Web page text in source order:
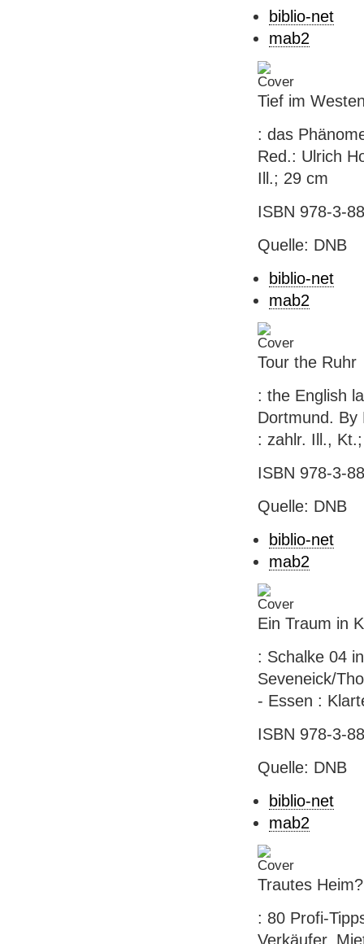
biblio-net
mab2
Tief im
: das
Red.: Ulrich
Ill.; 29 cm
ISBN 978-3-
Quelle: DNB
biblio-net
mab2
Tour the Ruhr
: the English
Dortmund. By
: zahlr. Ill.,
ISBN 978-3-
Quelle: DNB
biblio-net
mab2
Ein Traum in
: Schalke 04
Seveneick/
- Essen :
ISBN 978-3-
Quelle: DNB
biblio-net
mab2
Trautes Heim?
: 80 Profi-
Verkäufer,